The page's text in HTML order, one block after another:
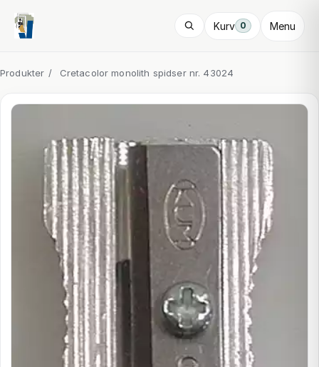
Kurv 0 Menu
Produkter / Cretacolor monolith spidser nr. 43024